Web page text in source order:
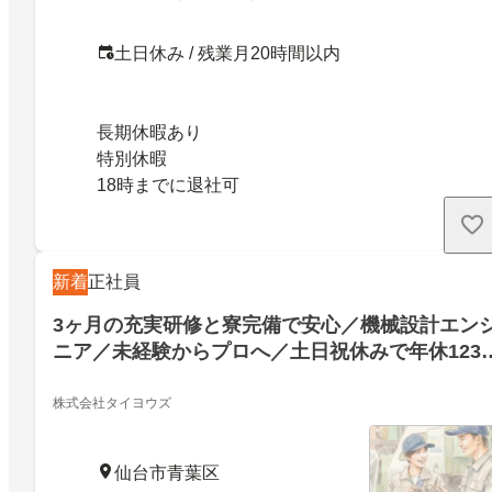
土日休み / 残業月20時間以内
長期休暇あり
特別休暇
18時までに退社可
新着正社員
3ヶ月の充実研修と寮完備で安心／機械設計エン
ニア／未経験からプロへ／土日祝休みで年休123
株式会社タイヨウズ
仙台市青葉区